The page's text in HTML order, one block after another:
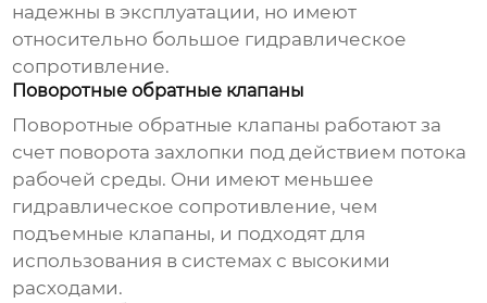
надежны в эксплуатации, но имеют
относительно большое гидравлическое
сопротивление.
Поворотные обратные клапаны
Поворотные обратные клапаны работают за
счет поворота захлопки под действием потока
рабочей среды. Они имеют меньшее
гидравлическое сопротивление, чем
подъемные клапаны, и подходят для
использования в системах с высокими
расходами.